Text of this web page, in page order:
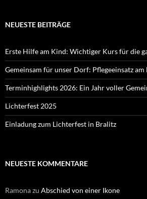
NEUESTE BEITRÄGE
Erste Hilfe am Kind: Wichtiger Kurs für die
Gemeinsam für unser Dorf: Pflegeeinsatz
Terminhighlights 2026: Ein Jahr voller
Lichterfest 2025
Einladung zum Lichterfest in Bralitz
NEUESTE KOMMENTARE
Ramonazu Abschied von einer Ikone